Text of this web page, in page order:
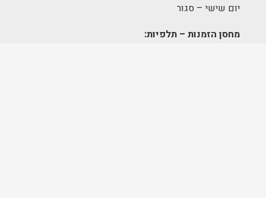
יום שישי – סגור
מחסן הזמנות – תלפיות: